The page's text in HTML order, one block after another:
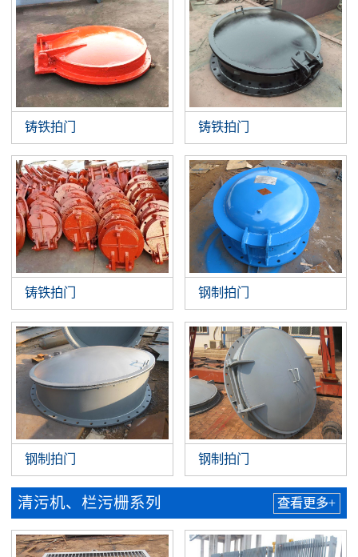
铸铁拍门 铸铁拍门
铸铁拍门 钢制拍门
钢制拍门 钢制拍门
清污机、栏污栅系列 查看更多+